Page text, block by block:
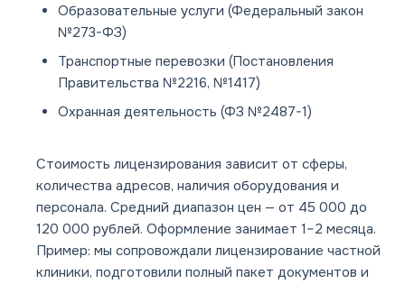
Образовательные услуги (Федеральный закон
№273-ФЗ)
Транспортные перевозки (Постановления
Правительства №2216, №1417)
Охранная деятельность (ФЗ №2487-1)
Стоимость лицензирования зависит от сферы,
количества адресов, наличия оборудования и
персонала. Средний диапазон цен — от 45 000 до
120 000 рублей. Оформление занимает 1–2 месяца.
Пример: мы сопровождали лицензирование частной
клиники, подготовили полный пакет документов и